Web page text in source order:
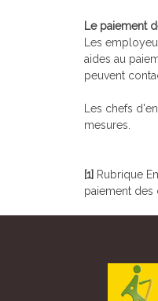
Le paiement
Les
aides au
peuvent
Les chefs
mesures.
[1] Rubrique
paiement